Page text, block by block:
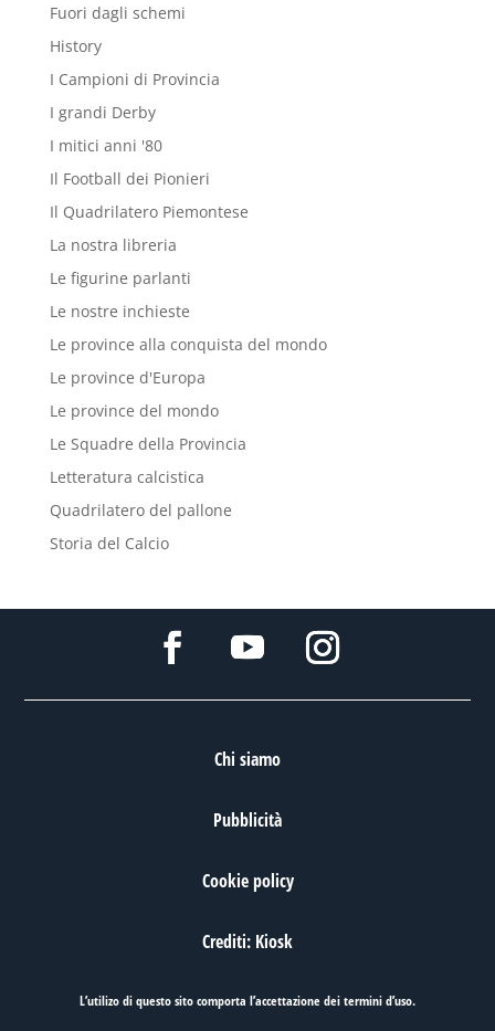
Fuori dagli schemi
History
I Campioni di Provincia
I grandi Derby
I mitici anni '80
Il Football dei Pionieri
Il Quadrilatero Piemontese
La nostra libreria
Le figurine parlanti
Le nostre inchieste
Le province alla conquista del mondo
Le province d'Europa
Le province del mondo
Le Squadre della Provincia
Letteratura calcistica
Quadrilatero del pallone
Storia del Calcio
Chi siamo
Pubblicità
Cookie policy
Crediti: Kiosk
L’utilizo di questo sito comporta l’accettazione deitermini d’uso.